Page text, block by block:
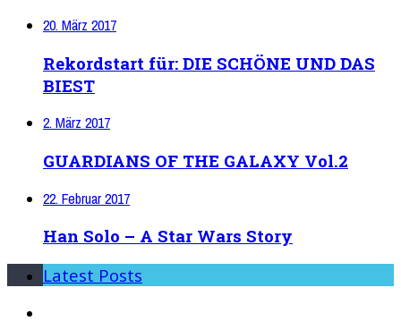
20. März 2017
Rekordstart für: DIE SCHÖNE UND DAS
BIEST
2. März 2017
GUARDIANS OF THE GALAXY Vol.2
22. Februar 2017
Han Solo – A Star Wars Story
Latest Posts